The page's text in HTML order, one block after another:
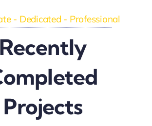
- Dedicated - Professional
Recently
Projects